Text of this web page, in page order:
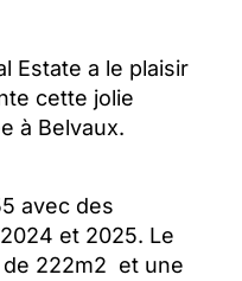
Estate a le plaisir
cette jolie
à Belvaux.
avec des
et 2025. Le
222m2 et une